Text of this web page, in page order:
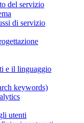
del servizio
di servizio
e il linguaggio
keywords)
utenti